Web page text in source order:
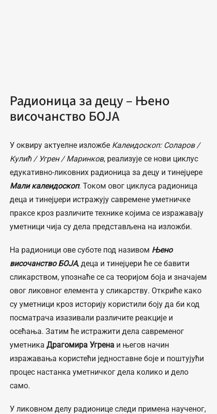
Радионица за децу – Њено
височанство БОЈА
У оквиру актуелне изложбе Калеидоскоп: Соларов /
Кулић / Угрен / Маринков, реализује се нови циклус
едукативно-ликовних радионица за децу и тинејџере
Мали калеидоскоп. Током овог циклуса радионица
деца и тинејџери истражују савремене уметничке
праксе кроз различите технике којима се изражавају
уметници чија су дела представљена на изложби.
На радионици ове суботе под називом Њено
височанство БОЈА, деца и тинејџери ће се бавити
сликарством, упознаће се са теоријом боја и значајем
овог ликовног елемента у сликарству. Откриће како
су уметници кроз историју користили боју да би код
посматрача изазивали различите реакције и
осећања. Затим ће истражити дела савременог
уметника Драгомира Угрена и његов начин
изражавања користећи једноставне боје и поштујући
процес настанка уметничког дела колико и дело
само.
У ликовном делу радионице следи примена наученог,